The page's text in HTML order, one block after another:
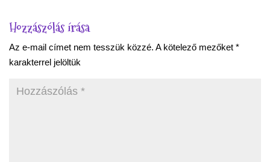
Hozzászólás írása
Az e-mail címet nem tesszük közzé. A kötelező mezőket *
karakterrel jelöltük